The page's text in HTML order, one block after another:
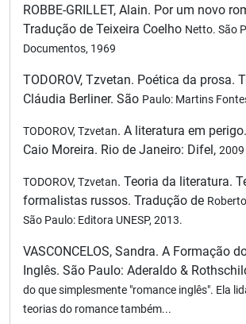
ROBBE-GRILLET, Alain. Por um novo
Tradução de Teixeira Coelho Netto. São
Documentos, 1969
TODOROV, Tzvetan. Poética da prosa.
Cláudia Berliner. São Paulo: Martins
TODOROV, Tzvetan. A literatura em
Caio Moreira. Rio de Janeiro: Difel, 2009
TODOROV, Tzvetan. Teoria da literatura.
formalistas russos. Tradução de
São Paulo: Editora UNESP, 2013.
VASCONCELOS, Sandra. A Formação
Inglês. São Paulo: Aderaldo &
do que simplesmente "romance inglês". Ela
teorias do romance também...